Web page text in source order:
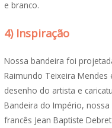
e branco.
4) Inspiração
Nossa bandeira foi
Raimundo Teixeira
desenho do artista e
Bandeira do Império,
francês Jean Baptiste